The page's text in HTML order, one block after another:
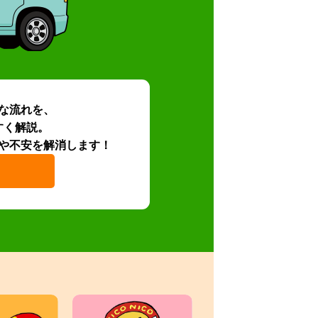
流れを、
解説。
不安を解消します！